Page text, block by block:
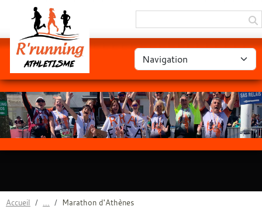
Accueil Marathon d'Athènes
Panneau de gestion des cookies